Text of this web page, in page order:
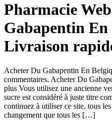
Pharmacie
Gabapentin En
Livraison
Acheter Du Gabapentin En
commentaires. Acheter Du
plus Vous utilisez une ancienne
sucre est considéré à juste titre
continuez à utiliser ce site, tous
changement que tous les […]